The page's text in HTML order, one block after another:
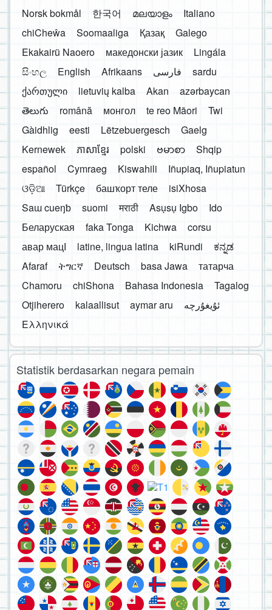
Norsk bokmål
한국어 മലയാളം
Italiano
chiCheŵa
Soomaaliga Қазақ
Galego
Ekakairũ Naoero
македонски јазик
Lingála
සිංහල
English Afrikaans فارسی
sardu
ქართული
lietuvių kalba Akan
azərbaycan
తెలుగు
română монгол te reo Māori
Twi
Gàidhlig
eesti Lëtzebuergesch
Gaelg
Kernewek
ភាសាខ្មែរ polski ဗမာစာ
Shqip
español
Cymraeg Kiswahili
Iñupiaq, Iñupiatun
ଓଡ଼ିଆ
Türkçe башҡорт теле
isiXhosa
Saɯ cueŋƅ
suomi मराठी Asụsụ Igbo
Ido
Беларуская
faka Tonga Kichwa
corsu
авар мацӀ
latine, lingua latina kiRundi
ಕನ್ನಡ
Afaraf
ትግርኛ Deutsch basa Jawa
татарча
Chamoru
chiShona Bahasa Indonesia
Tagalog
Otjiherero
kalaallisut aymar aru
Ελληνικά
Statistik berdasarkan negara pemain